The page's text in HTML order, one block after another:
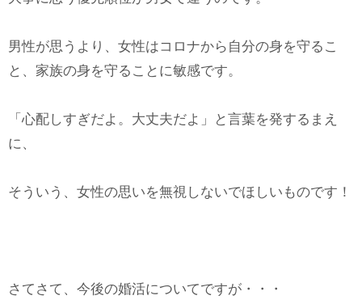
男性が思うより、女性はコロナから自分の身を守るこ
と、家族の身を守ることに敏感です。
「心配しすぎだよ。大丈夫だよ」と言葉を発するまえ
に、
そういう、女性の思いを無視しないでほしいものです！
さてさて、今後の婚活についてですが・・・